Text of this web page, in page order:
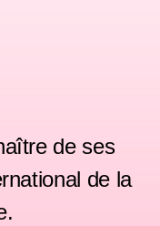
de ses
de la